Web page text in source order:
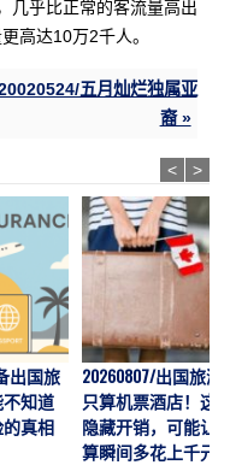
几乎比正常的客流量高出
高达10万2千人。
五月灿烂独属亚
裔 »
出国旅
知道
真相
20260807/出国旅游
只算机票酒店！这7
隐藏开销，可能让预
算瞬间多花上千元
< >